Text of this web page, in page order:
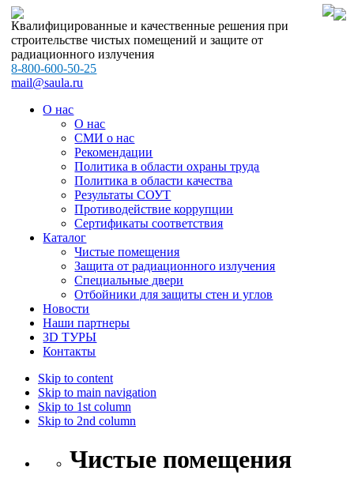
Квалифицированные и качественные решения при
строительстве чистых помещений и защите от
радиационного излучения
8-800-600-50-25
mail@saula.ru
О нас
О нас
СМИ о нас
Рекомендации
Политика в области охраны труда
Политика в области качества
Результаты СОУТ
Противодействие коррупции
Сертификаты соответствия
Каталог
Чистые помещения
Защита от радиационного излучения
Специальные двери
Отбойники для защиты стен и углов
Новости
Наши партнеры
3D ТУРЫ
Контакты
Skip to content
Skip to main navigation
Skip to 1st column
Skip to 2nd column
Чистые помещения